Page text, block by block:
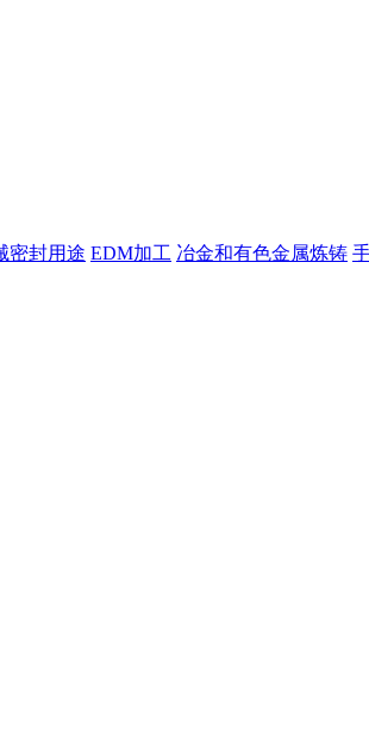
密封用途 EDM加工 冶金和有色金属炼铸